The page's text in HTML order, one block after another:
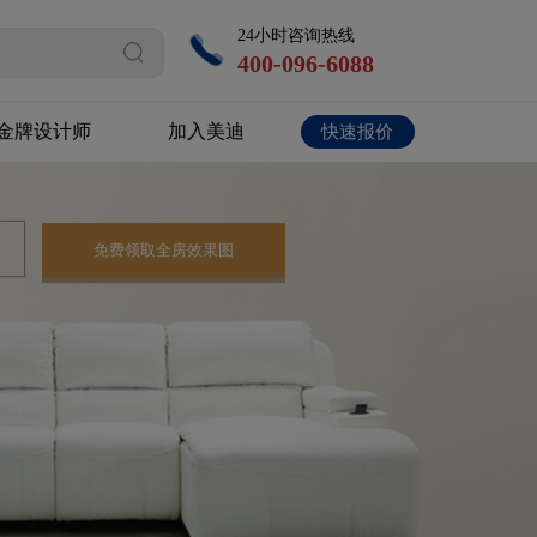
24小时咨询热线
400-096-6088
牌设计师 加入美迪 快速报价